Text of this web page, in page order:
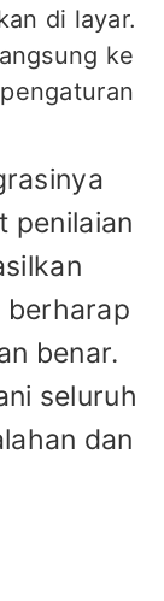
di layar.
ke
penilaian
berharap
benar.
seluruh
dan